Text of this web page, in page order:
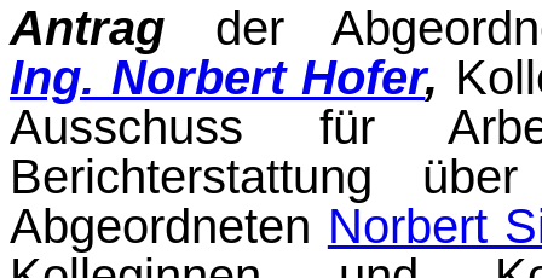
Antrag der
Ing. Norbert Hofer,
Ausschuss für
Berichterstattung
Abgeordneten Norbert